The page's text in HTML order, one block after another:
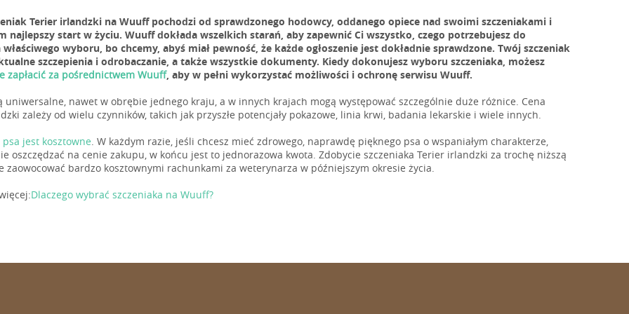
Terier irlandzki na Wuuff pochodzi od sprawdzonego hodowcy, oddanego opiece nad swoimi szczeniakami i
najlepszy start w życiu. Wuuff dokłada wszelkich starań, aby zapewnić Ci wszystko, czego potrzebujesz do
wyboru, bo chcemy, abyś miał pewność, że każde ogłoszenie jest dokładnie sprawdzone. Twój szczeniak
szczepienia i odrobaczanie, a także wszystkie dokumenty. Kiedy dokonujesz wyboru szczeniaka, możesz
zapłacić za pośrednictwem Wuuff, aby w pełni wykorzystać możliwości i ochronę serwisu Wuuff.
uniwersalne, nawet w obrębie jednego kraju, a w innych krajach mogą występować szczególnie duże różnice. Cena
zależy od wielu czynników, takich jak przyszłe potencjały pokazowe, linia krwi, badania lekarskie i wiele innych.
jest kosztowne. W każdym razie, jeśli chcesz mieć zdrowego, naprawdę pięknego psa o wspaniałym charakterze,
oszczędzać na cenie zakupu, w końcu jest to jednorazowa kwota. Zdobycie szczeniaka Terier irlandzki za trochę niższą
zaowocować bardzo kosztownymi rachunkami za weterynarza w późniejszym okresie życia.
Dlaczego wybrać szczeniaka na Wuuff?